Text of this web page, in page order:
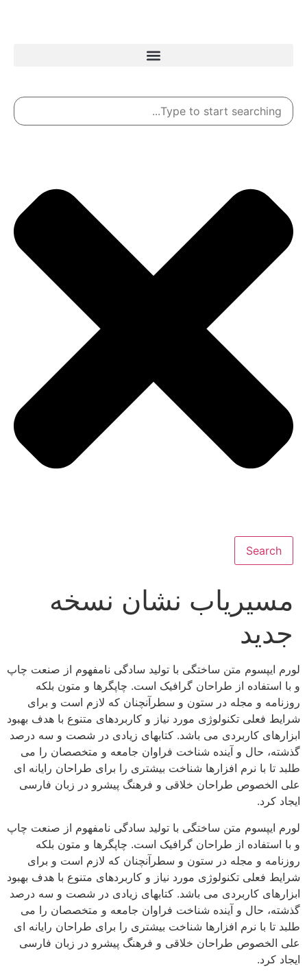
Search
مسیریاب نشان نسخه
جدید
لورم ایپسوم متن ساختگی با تولید سادگی نامفهوم از صنعت چاپ
و با استفاده از طراحان گرافیک است. چاپگرها و متون بلکه
روزنامه و مجله در ستون و سطرآنچنان که لازم است و برای
شرایط فعلی تکنولوژی مورد نیاز و کاربردهای متنوع با هدف بهبود
ابزارهای کاربردی می باشد. کتابهای زیادی در شصت و سه درصد
گذشته، حال و آینده شناخت فراوان جامعه و متخصصان را می
طلبد تا با نرم افزارها شناخت بیشتری را برای طراحان رایانه ای
علی الخصوص طراحان خلاقی و فرهنگ پیشرو در زبان فارسی
ایجاد کرد.
لورم ایپسوم متن ساختگی با تولید سادگی نامفهوم از صنعت چاپ
و با استفاده از طراحان گرافیک است. چاپگرها و متون بلکه
روزنامه و مجله در ستون و سطرآنچنان که لازم است و برای
شرایط فعلی تکنولوژی مورد نیاز و کاربردهای متنوع با هدف بهبود
ابزارهای کاربردی می باشد. کتابهای زیادی در شصت و سه درصد
گذشته، حال و آینده شناخت فراوان جامعه و متخصصان را می
طلبد تا با نرم افزارها شناخت بیشتری را برای طراحان رایانه ای
علی الخصوص طراحان خلاقی و فرهنگ پیشرو در زبان فارسی
ایجاد کرد.